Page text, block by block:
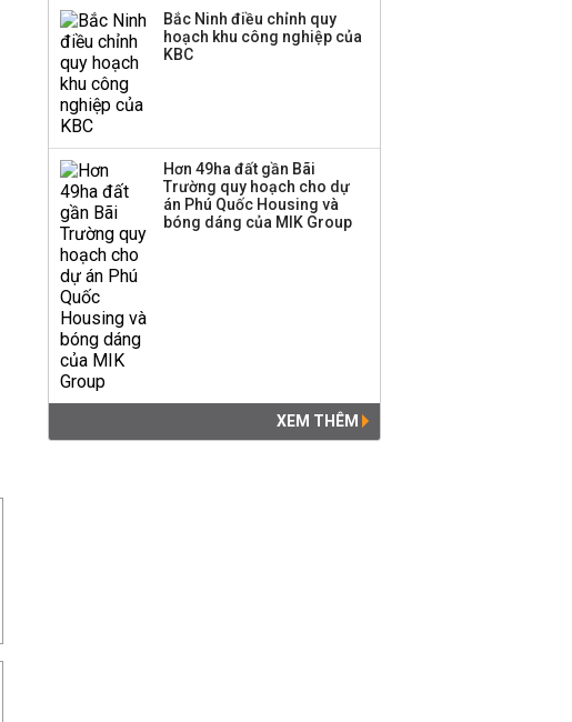
Bắc Ninh điều chỉnh quy
hoạch khu công nghiệp của
KBC
Hơn 49ha đất gần Bãi
Trường quy hoạch cho dự
án Phú Quốc Housing và
bóng dáng của MIK Group
XEM THÊM